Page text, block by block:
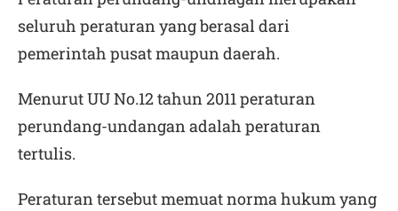
seluruh peraturan yang berasal dari
pemerintah pusat maupun daerah.
Menurut UU No.12 tahun 2011 peraturan
perundang-undangan adalah peraturan
tertulis.
Peraturan tersebut memuat norma hukum yang